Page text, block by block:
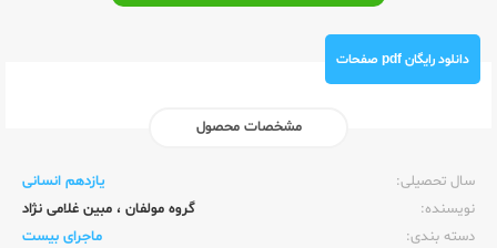
دانلود رایگان pdf صفحات
مشخصات محصول
سال تحصیلی:‌
یازدهم انسانی
نویسنده:‌
گروه مولفان ، مبین غلامی نژاد
دسته بندی:
ماجرای بیست